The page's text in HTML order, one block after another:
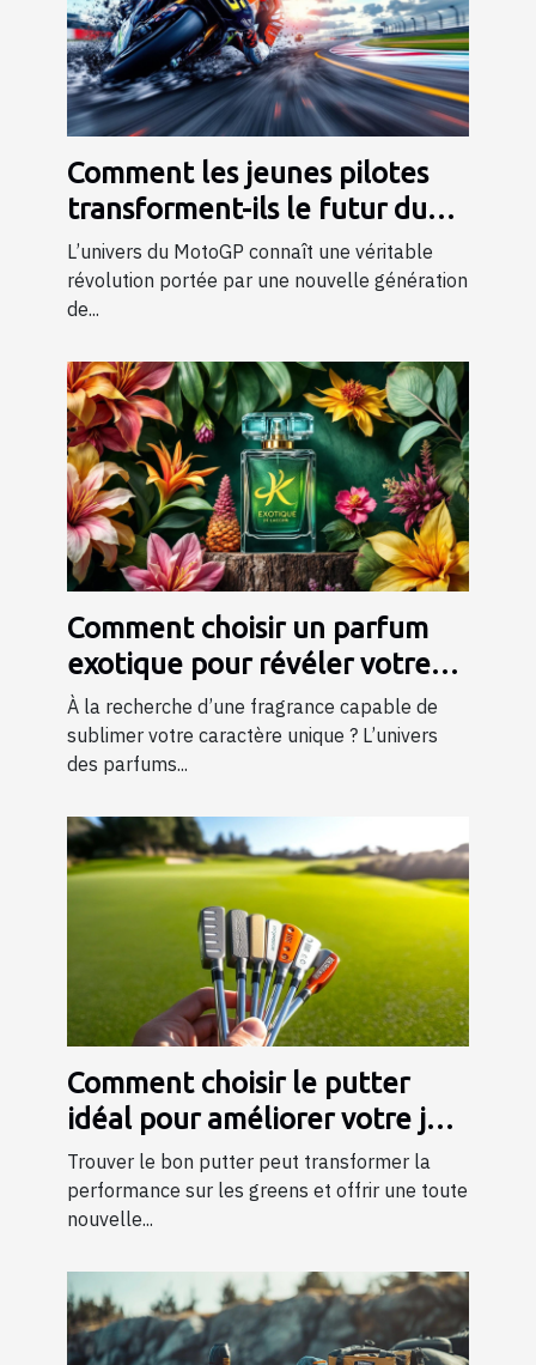
Comment les jeunes pilotes
transforment-ils le futur du
MotoGP ?
L’univers du MotoGP connaît une véritable
révolution portée par une nouvelle génération
de...
Comment choisir un parfum
exotique pour révéler votre
personnalité?
À la recherche d’une fragrance capable de
sublimer votre caractère unique ? L’univers
des parfums...
Comment choisir le putter
idéal pour améliorer votre jeu
?
Trouver le bon putter peut transformer la
performance sur les greens et offrir une toute
nouvelle...